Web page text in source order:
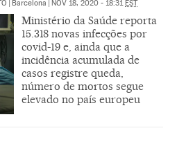
| Barcelona | NOV 18, 2020 - 18:31EST
Ministério da Saúde reporta
15.318 novas infecções por
covid-19 e, ainda que a
incidência acumulada de
casos registre queda,
número de mortos segue
elevado no país europeu